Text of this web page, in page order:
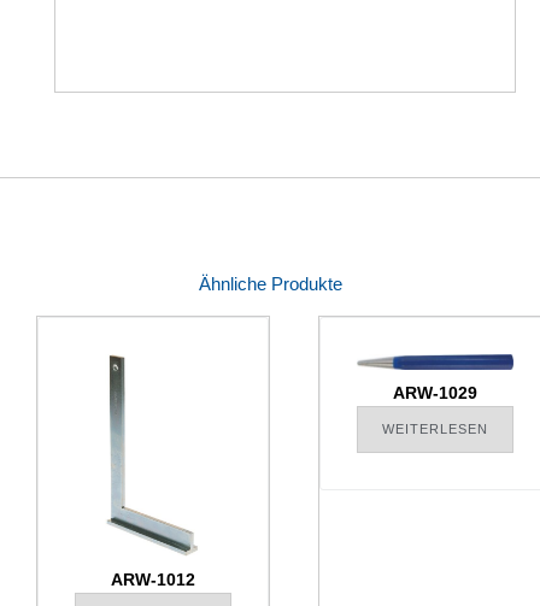
Ähnliche Produkte
ARW-1012
ARW-1029
WEITERLESEN